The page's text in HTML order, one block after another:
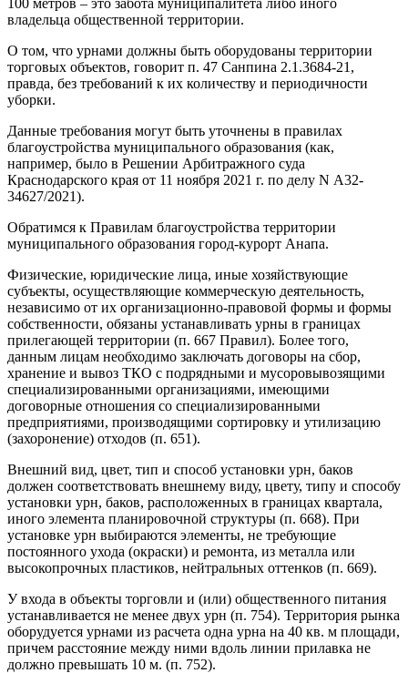
владельца общественной территории.
О том, что урнами должны быть оборудованы территории
торговых объектов, говорит п. 47 Санпина 2.1.3684-21,
правда, без требований к их количеству и периодичности
уборки.
Данные требования могут быть уточнены в правилах
благоустройства муниципального образования (как,
например, было в Решении Арбитражного суда
Краснодарского края от 11 ноября 2021 г. по делу N А32-
34627/2021).
Обратимся к Правилам благоустройства территории
муниципального образования город-курорт Анапа.
Физические, юридические лица, иные хозяйствующие
субъекты, осуществляющие коммерческую деятельность,
независимо от их организационно-правовой формы и формы
собственности, обязаны устанавливать урны в границах
прилегающей территории (п. 667 Правил). Более того,
данным лицам необходимо заключать договоры на сбор,
хранение и вывоз ТКО с подрядными и мусоровывозящими
специализированными организациями, имеющими
договорные отношения со специализированными
предприятиями, производящими сортировку и утилизацию
(захоронение) отходов (п. 651).
Внешний вид, цвет, тип и способ установки урн, баков
должен соответствовать внешнему виду, цвету, типу и способу
установки урн, баков, расположенных в границах квартала,
иного элемента планировочной структуры (п. 668). При
установке урн выбираются элементы, не требующие
постоянного ухода (окраски) и ремонта, из металла или
высокопрочных пластиков, нейтральных оттенков (п. 669).
У входа в объекты торговли и (или) общественного питания
устанавливается не менее двух урн (п. 754). Территория рынка
оборудуется урнами из расчета одна урна на 40 кв. м площади,
причем расстояние между ними вдоль линии прилавка не
должно превышать 10 м. (п. 752).